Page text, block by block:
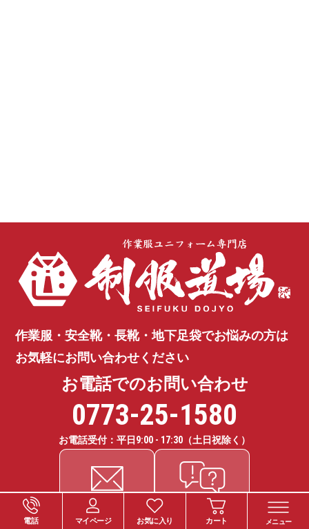
作業服・安全靴・長靴・地下足袋でお悩みの方は
お気軽にお問い合わせください
お電話でのお問い合わせ
0773-25-1580
お電話受付：平日 9:00 - 17:30 （土日祝除く）
電話 マイページ お気に入り カート メニュー